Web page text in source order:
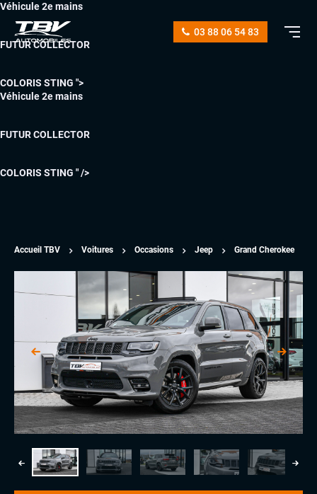
Véhicule 2e mains
FUTUR COLLECTOR
COLORIS STING ">
Véhicule 2e mains
FUTUR COLLECTOR
COLORIS STING " />
03 88 06 54 83
Accueil TBV Voitures Occasions Jeep Grand Cherokee